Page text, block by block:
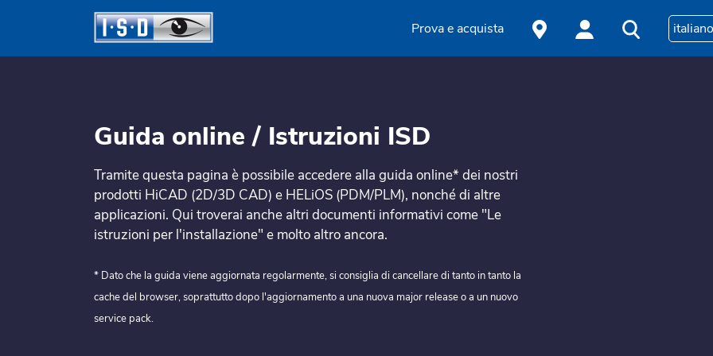
Prova e acquista italiano
Guida online / Istruzioni ISD
Tramite questa pagina è possibile accedere alla guida online* dei nostri
prodotti HiCAD (2D/3D CAD) e HELiOS (PDM/PLM), nonché di altre
applicazioni. Qui troverai anche altri documenti informativi come "Le
istruzioni per l'installazione" e molto altro ancora.
* Dato che la guida viene aggiornata regolarmente, si consiglia di cancellare di tanto in tanto la
cache del browser, soprattutto dopo l'aggiornamento a una nuova major release o a un nuovo
service pack.